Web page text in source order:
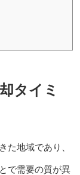
タイミ
た地域であり、
で需要の質が異